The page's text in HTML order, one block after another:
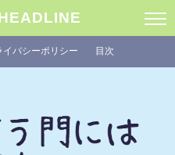
イバシーポリシー 目次